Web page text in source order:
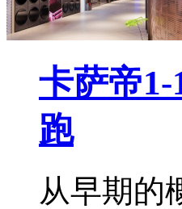
卡萨帝
跑
从早期的